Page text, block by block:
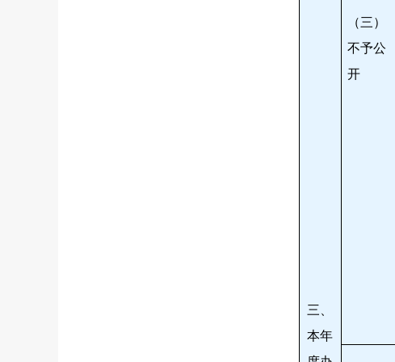
三、
本年
（三）
不予公
开